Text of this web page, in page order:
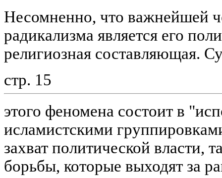
Несомненно, что важнейшей
радикализма является его
религиозная составляющая.
стр. 15
этого феномена состоит в
исламистскими
захват политической власти,
борьбы, которые выходят за